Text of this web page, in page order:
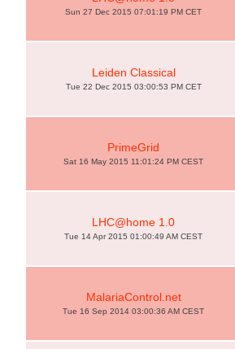
Sun 27 Dec 2015 07:01:19 PM CET
Leiden Classical
Tue 22 Dec 2015 03:00:53 PM CET
PrimeGrid
Sat 16 May 2015 11:01:24 PM CEST
LHC@home 1.0
Tue 14 Apr 2015 01:00:49 AM CEST
MalariaControl.net
Tue 16 Sep 2014 03:00:36 AM CEST